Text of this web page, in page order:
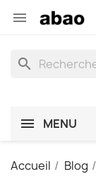

search
MENU
Accueil Blog